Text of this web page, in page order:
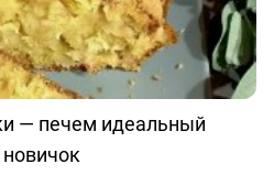
— печем идеальный